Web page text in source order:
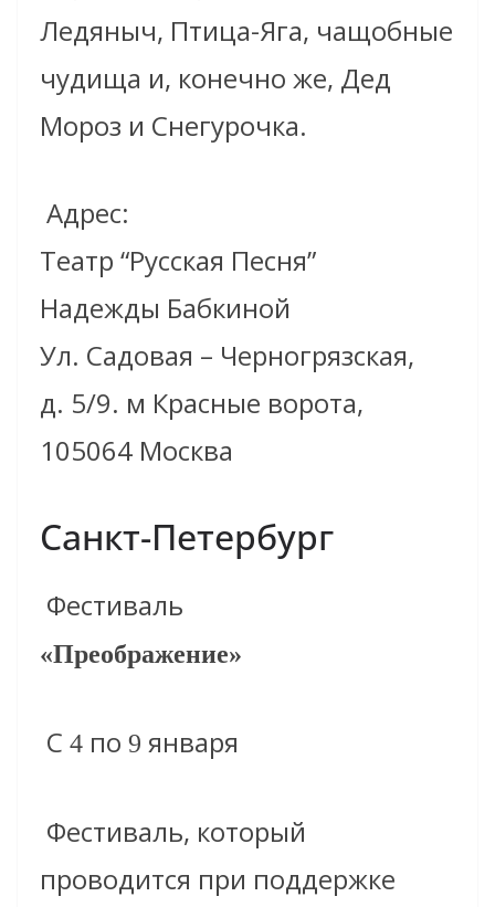
Ледяныч, Птица-Яга, чащобные
чудища и, конечно же, Дед
Мороз и Снегурочка.
Адрес:
Театр “Русская Песня”
Надежды Бабкиной
Ул. Садовая – Черногрязская,
д. 5/9. м Красные ворота,
105064 Москва
Санкт-Петербург
Фестиваль
«Преображение»
С 4 по 9 января
Фестиваль, который
проводится при поддержке